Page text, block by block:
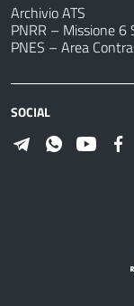
Archivio ATS
PNRR – Missione 6
PNES – Area
SOCIAL